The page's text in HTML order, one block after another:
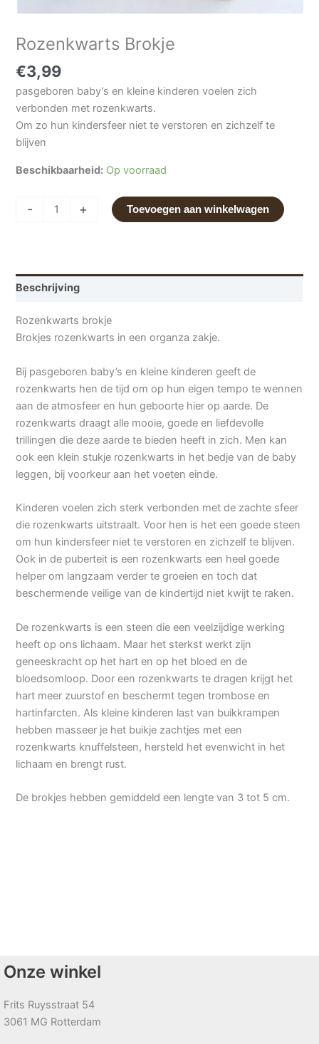
Rozenkwarts Brokje
€3,99
pasgeboren baby’s en kleine kinderen voelen zich
verbonden met rozenkwarts.
Om zo hun kindersfeer niet te verstoren en zichzelf te
blijven
Beschikbaarheid: Op voorraad
- + Toevoegen aan winkelwagen
Beschrijving
Rozenkwarts brokje
Brokjes rozenkwarts in een organza zakje.
Bij pasgeboren baby’s en kleine kinderen geeft de
rozenkwarts hen de tijd om op hun eigen tempo te wennen
aan de atmosfeer en hun geboorte hier op aarde. De
rozenkwarts draagt alle mooie, goede en liefdevolle
trillingen die deze aarde te bieden heeft in zich. Men kan
ook een klein stukje rozenkwarts in het bedje van de baby
leggen, bij voorkeur aan het voeten einde.
Kinderen voelen zich sterk verbonden met de zachte sfeer
die rozenkwarts uitstraalt. Voor hen is het een goede steen
om hun kindersfeer niet te verstoren en zichzelf te blijven.
Ook in de puberteit is een rozenkwarts een heel goede
helper om langzaam verder te groeien en toch dat
beschermende veilige van de kindertijd niet kwijt te raken.
De rozenkwarts is een steen die een veelzijdige werking
heeft op ons lichaam. Maar het sterkst werkt zijn
geneeskracht op het hart en op het bloed en de
bloedsomloop. Door een rozenkwarts te dragen krijgt het
hart meer zuurstof en beschermt tegen trombose en
hartinfarcten. Als kleine kinderen last van buikkrampen
hebben masseer je het buikje zachtjes met een
rozenkwarts knuffelsteen, hersteld het evenwicht in het
lichaam en brengt rust.
De brokjes hebben gemiddeld een lengte van 3 tot 5 cm.
Onze winkel
Frits Ruysstraat 54
3061 MG Rotterdam